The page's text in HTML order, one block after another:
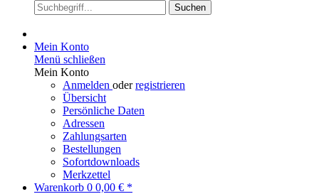
Suchen
Mein Konto
Menü schließen
Mein Konto
Anmelden oderregistrieren
Übersicht
Persönliche Daten
Adressen
Zahlungsarten
Bestellungen
Sofortdownloads
Merkzettel
Warenkorb 0 0,00 € *